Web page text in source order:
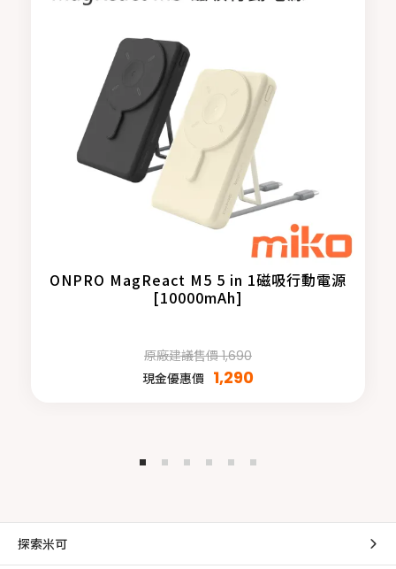
ONPRO MagReact M5 5 in 1磁吸行動電源
[10000mAh]
原廠建議售價 1,690
現金優惠價 1,290
探索米可